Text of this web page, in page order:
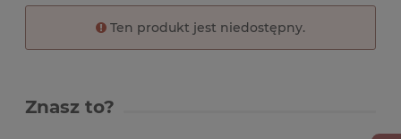
Ten produkt jest niedostępny.
Znasz to?